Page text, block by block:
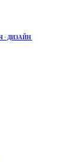
· ДИЗАЙН